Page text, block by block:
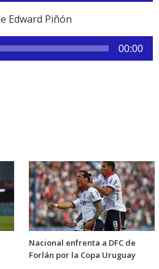
Edward Piñón
00:00
Nacional enfrenta a DFC de
Forlán por la Copa Uruguay